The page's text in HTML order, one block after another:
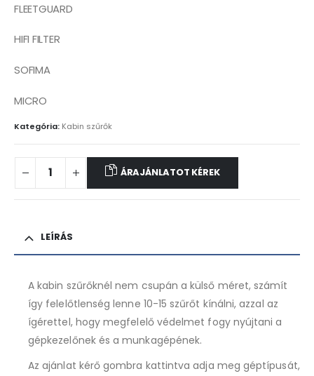
FLEETGUARD
HIFI FILTER
SOFIMA
MICRO
Kategória: Kabin szűrők
ÁRAJÁNLATOT KÉREK
LEÍRÁS
A kabin szűrőknél nem csupán a külső méret, számít
így felelőtlenség lenne 10-15 szűrőt kínálni, azzal az
ígérettel, hogy megfelelő védelmet fogy nyújtani a
gépkezelőnek és a munkagépének.
Az ajánlat kérő gombra kattintva adja meg géptípusát,